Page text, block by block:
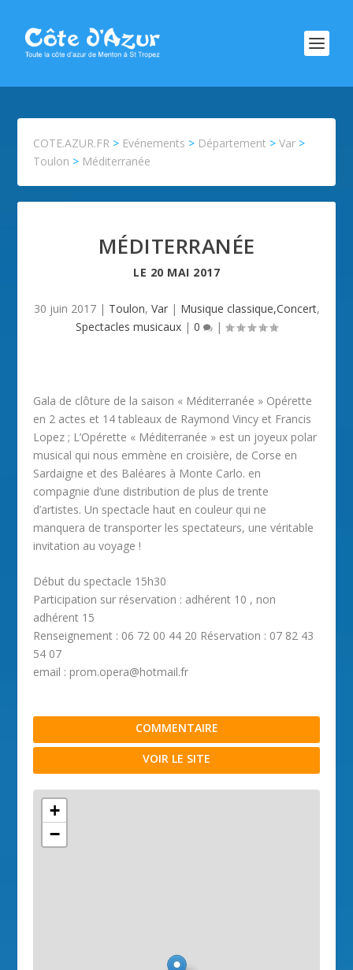
COTE.AZUR.FR > Evénements > Département >Var >
Toulon > Méditerranée
MÉDITERRANÉE
LE 20 MAI 2017
30 juin 2017| Toulon, Var| Musique classique,Concert,
Spectacles musicaux | 0 |
Gala de clôture de la saison « Méditerranée » Opérette
en 2 actes et 14 tableaux de Raymond Vincy et Francis
Lopez ; L’Opérette « Méditerranée » est un joyeux polar
musical qui nous emmène en croisière, de Corse en
Sardaigne et des Baléares à Monte Carlo. en
compagnie d’une distribution de plus de trente
d’artistes. Un spectacle haut en couleur qui ne
manquera de transporter les spectateurs, une véritable
invitation au voyage !
Début du spectacle 15h30
Participation sur réservation : adhérent 10 , non
adhérent 15
Renseignement : 06 72 00 44 20 Réservation : 07 82 43
54 07
email : prom.opera@hotmail.fr
COMMENTAIRE
VOIR LE SITE
+
−